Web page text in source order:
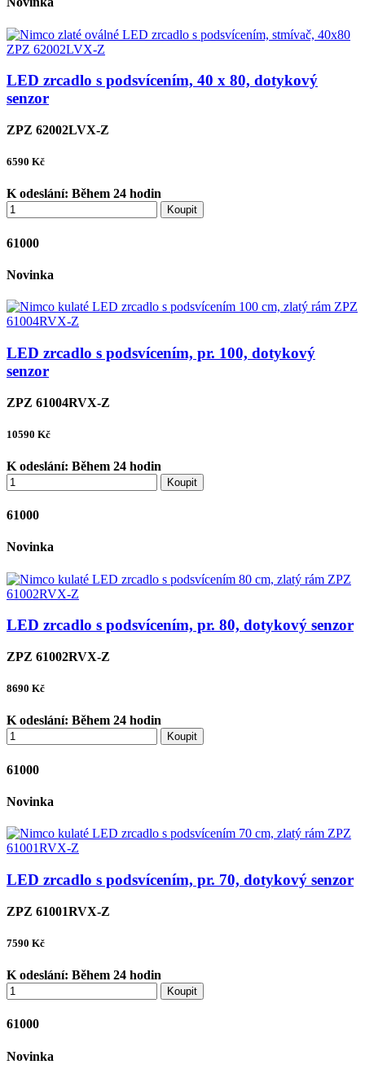
LED zrcadlo s podsvícením, 40 x 80, dotykový
senzor
ZPZ 62002LVX-Z
6590 Kč
K odeslání: Během 24 hodin
Koupit
61000
Novinka
LED zrcadlo s podsvícením, pr. 100, dotykový
senzor
ZPZ 61004RVX-Z
10590 Kč
K odeslání: Během 24 hodin
Koupit
61000
Novinka
LED zrcadlo s podsvícením, pr. 80, dotykový senzor
ZPZ 61002RVX-Z
8690 Kč
K odeslání: Během 24 hodin
Koupit
61000
Novinka
LED zrcadlo s podsvícením, pr. 70, dotykový senzor
ZPZ 61001RVX-Z
7590 Kč
K odeslání: Během 24 hodin
Koupit
61000
Novinka